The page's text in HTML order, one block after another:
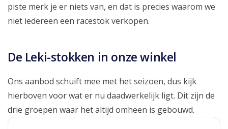
piste merk je er niets van, en dat is precies waarom we
niet iedereen een racestok verkopen.
De Leki-stokken in onze winkel
Ons aanbod schuift mee met het seizoen, dus kijk
hierboven voor wat er nu daadwerkelijk ligt. Dit zijn de
drie groepen waar het altijd omheen is gebouwd.